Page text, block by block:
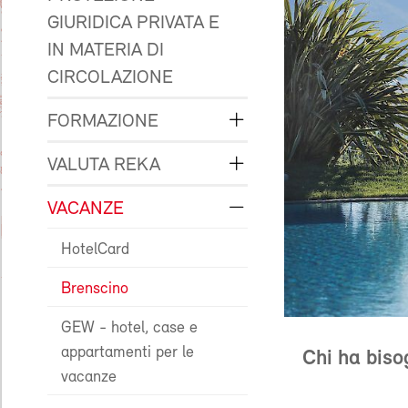
GIURIDICA PRIVATA E
IN MATERIA DI
CIRCOLAZIONE
FORMAZIONE
VALUTA REKA
VACANZE
HotelCard
Brenscino
GEW - hotel, case e
appartamenti per le
vacanze
Chi ha